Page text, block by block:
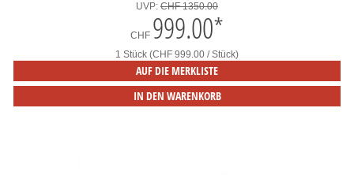
UVP: CHF 1350.00
CHF 999.00*
1 Stück (CHF 999.00 / Stück)
AUF DIE MERKLISTE
IN DEN WARENKORB